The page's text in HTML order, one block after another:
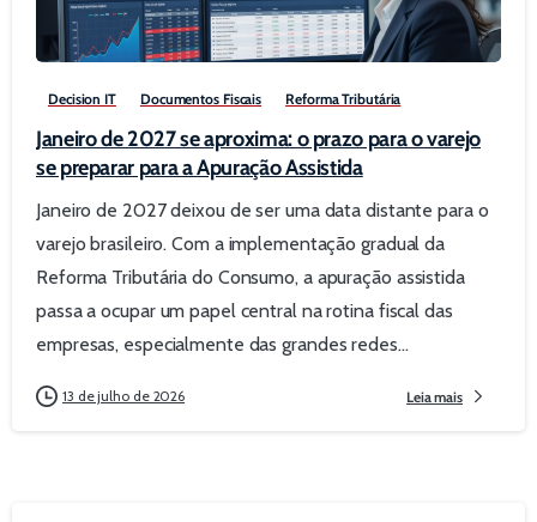
Decision IT Documentos Fiscais Reforma Tributária
Janeiro de 2027 se aproxima: o prazo para o varejo
se preparar para a Apuração Assistida
Janeiro de 2027 deixou de ser uma data distante para o
varejo brasileiro. Com a implementação gradual da
Reforma Tributária do Consumo, a apuração assistida
passa a ocupar um papel central na rotina fiscal das
empresas, especialmente das grandes redes...
13 de julho de 2026 Leia mais